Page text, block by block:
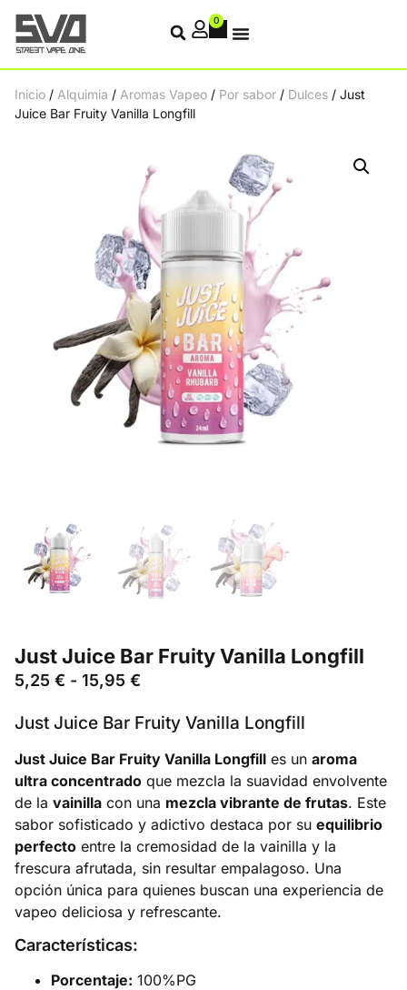
0
Inicio / Alquimia / Aromas Vapeo / Por sabor / Dulces / Just
Juice Bar Fruity Vanilla Longfill
Just Juice Bar Fruity Vanilla Longfill
5,25 € - 15,95 €
Just Juice Bar Fruity Vanilla Longfill
Just Juice Bar Fruity Vanilla Longfill es un aroma
ultra concentrado que mezcla la suavidad envolvente
de la vainilla con una mezcla vibrante de frutas. Este
sabor sofisticado y adictivo destaca por su equilibrio
perfecto entre la cremosidad de la vainilla y la
frescura afrutada, sin resultar empalagoso. Una
opción única para quienes buscan una experiencia de
vapeo deliciosa y refrescante.
Características:
Porcentaje: 100%PG